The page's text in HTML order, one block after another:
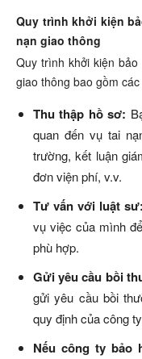
Quy trình khởi kiện
nạn giao thông
Quy trình khởi kiện
giao thông bao gồm
Thu thập hồ sơ:
quan đến vụ tai
trường, kết luận
đơn viện phí, v.v.
Tư vấn với luật sư:
vụ việc của mình
phù hợp.
Gửi yêu cầu bồi
gửi yêu cầu bồi
quy định của công
Nếu công ty bảo